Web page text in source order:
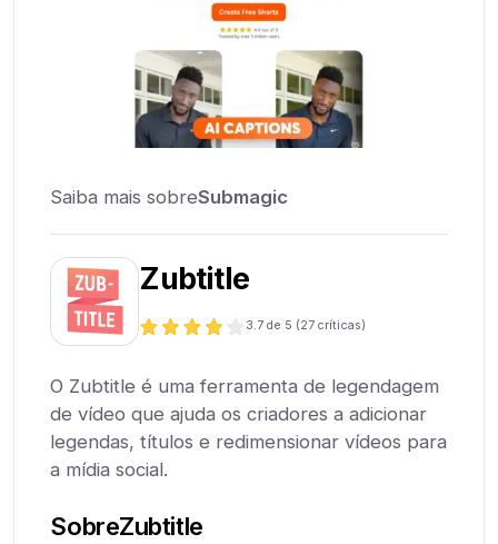
Saiba mais sobreSubmagic
Zubtitle
3.7 de 5 (27 críticas)
O Zubtitle é uma ferramenta de legendagem
de vídeo que ajuda os criadores a adicionar
legendas, títulos e redimensionar vídeos para
a mídia social.
SobreZubtitle